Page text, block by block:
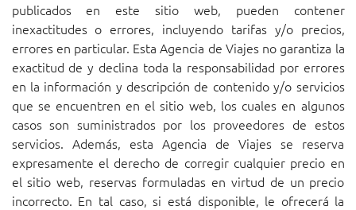
publicados en este sitio web, pueden contener
inexactitudes o errores, incluyendo tarifas y/o precios,
errores en particular. Esta Agencia de Viajes no garantiza la
exactitud de y declina toda la responsabilidad por errores
en la información y descripción de contenido y/o servicios
que se encuentren en el sitio web, los cuales en algunos
casos son suministrados por los proveedores de estos
servicios. Además, esta Agencia de Viajes se reserva
expresamente el derecho de corregir cualquier precio en
el sitio web, reservas formuladas en virtud de un precio
incorrecto. En tal caso, si está disponible, le ofrecerá la